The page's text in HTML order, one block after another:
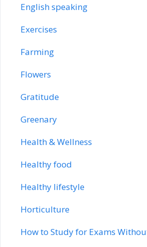
English speaking
Exercises
Farming
Flowers
Gratitude
Greenary
Health & Wellness
Healthy food
Healthy lifestyle
Horticulture
How to Study for Exams